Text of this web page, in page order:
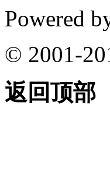
Powered
© 2001-
返回顶部